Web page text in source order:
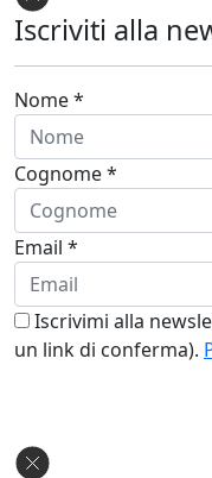
Iscriviti alla
Nome *
Cognome *
Email *
Iscrivimi alla
un link di conferma).